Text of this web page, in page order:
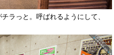
ラっと。呼ばれるようにして、